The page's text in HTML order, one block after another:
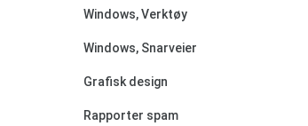
Windows, Verktøy
Windows, Snarveier
Grafisk design
Rapporter spam